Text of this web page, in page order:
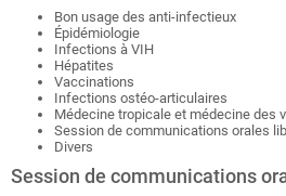
Bon usage des anti-infectieux
Épidémiologie
Infections à VIH
Hépatites
Vaccinations
Infections ostéo-articulaires
Médecine tropicale et médecine des
Session de communications orales
Divers
Session de communications